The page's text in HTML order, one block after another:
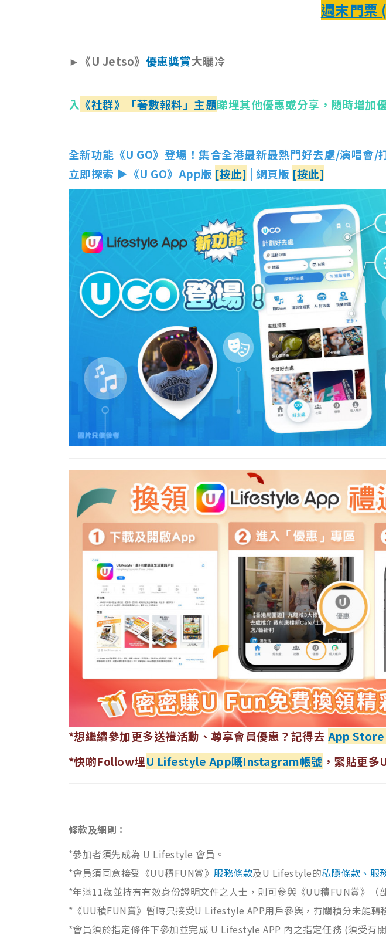
週末門票
►《U Jetso》 優惠獎賞大曬冷
入 《社群》「著數報料」主題睇埋其他優惠或分享，隨時增加
全新功能《U GO》登場！集合全港最新最熱門好去處/演唱會/
立即探索 ▶《U GO》App版 [按此] | 網頁版 [按此]
*想繼續參加更多送禮活動、尊享會員優惠？記得去 App Store
*快啲Follow埋U Lifestyle App嘅Instagram帳號 ，緊貼更
條款及細則：
*參加者須先成為 U Lifestyle 會員。
*會員須同意接受《UU積FUN賞》服務條款及U Lifestyle的私隱條款、服
*年滿11歲並持有有效身份證明文件之人士，則可參與《UU積FUN賞》（
*《UU積FUN賞》暫時只接受U Lifestyle APP用戶參與，有關積分未能轉
*會員須於指定條件下參加並完成 U Lifestyle APP 內之指定任務 (須受有